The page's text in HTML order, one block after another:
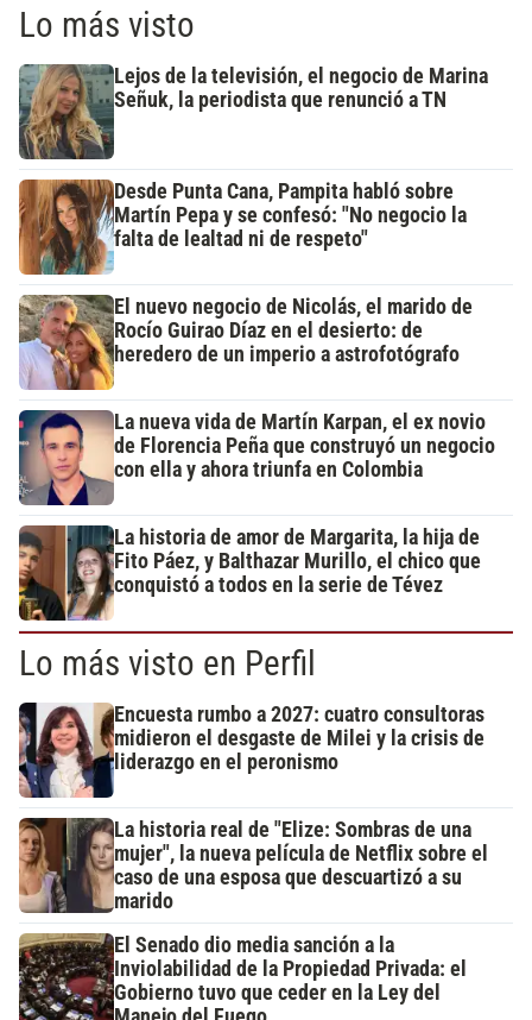
Lo más visto
Lejos de la televisión, el negocio de Marina
Señuk, la periodista que renunció a TN
Desde Punta Cana, Pampita habló sobre
Martín Pepa y se confesó: "No negocio la
falta de lealtad ni de respeto"
El nuevo negocio de Nicolás, el marido de
Rocío Guirao Díaz en el desierto: de
heredero de un imperio a astrofotógrafo
La nueva vida de Martín Karpan, el ex novio
de Florencia Peña que construyó un negocio
con ella y ahora triunfa en Colombia
La historia de amor de Margarita, la hija de
Fito Páez, y Balthazar Murillo, el chico que
conquistó a todos en la serie de Tévez
Lo más visto en Perfil
Encuesta rumbo a 2027: cuatro consultoras
midieron el desgaste de Milei y la crisis de
liderazgo en el peronismo
La historia real de "Elize: Sombras de una
mujer", la nueva película de Netflix sobre el
caso de una esposa que descuartizó a su
marido
El Senado dio media sanción a la
Inviolabilidad de la Propiedad Privada: el
Gobierno tuvo que ceder en la Ley del